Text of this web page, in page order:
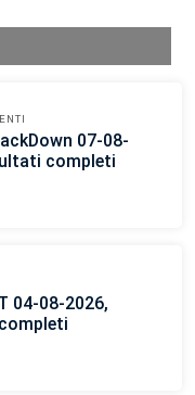
07-08-
completi
04-08-2026,